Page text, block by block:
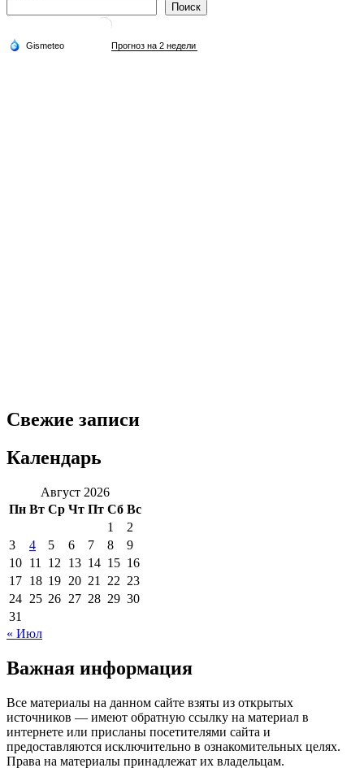
Поиск
Свежие записи
Календарь
Август 2026
Пн Вт Ср Чт Пт Сб Вс
1
2
3
4 5 6 7 8
9
10 11 12 13 14 15 16
17 18 19 20 21 22 23
24 25 26 27 28 29 30
31
« Июл
Важная информация
Все материалы на данном сайте взяты из открытых
источников — имеют обратную ссылку на материал в
интернете или присланы посетителями сайта и
предоставляются исключительно в ознакомительных целях.
Права на материалы принадлежат их владельцам.